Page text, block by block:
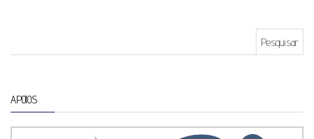
APOIOS